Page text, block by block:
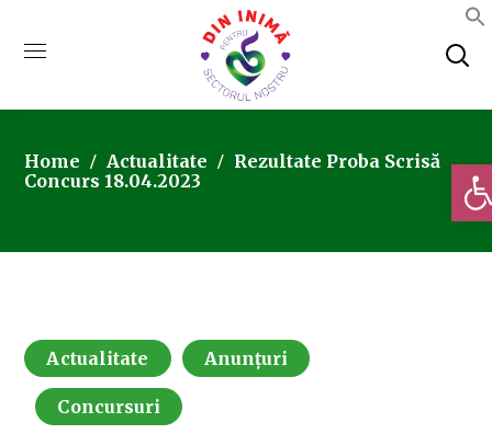
Home Actualitate
Rezultate Proba Scrisă
Concurs 18.04.2023
Actualitate Anunțuri
Concursuri